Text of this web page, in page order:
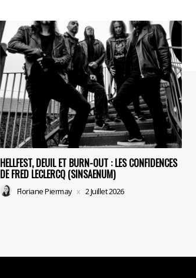
HELLFEST, DEUIL ET BURN-OUT : LES CONFIDENCES
DE FRED LECLERCQ (SINSAENUM)
Floriane Piermay 2 Juillet 2026